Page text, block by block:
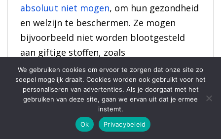
absoluut niet mogen, om hun gezondheid
en welzijn te beschermen. Ze mogen
bijvoorbeeld niet worden blootgesteld
aan giftige stoffen, zoals
schoonmaakmiddelen of verf. Ook mogen
ze niet onbeperkt groenten en fruit eten,
omdat dit kan leiden tot diarree. Het is
ook belangrijk om ze niet te overbevolken
of te weinig bewegingsruimte te geven,
We gebruiken cookies om ervoor te zorgen dat onze site zo
soepel mogelijk draait. Cookies worden ook gebruikt voor het
personaliseren van advertenties. Als je doorgaat met het
gebruiken van deze site, gaan we ervan uit dat je ermee
instemt.
Ok
Privacybeleid